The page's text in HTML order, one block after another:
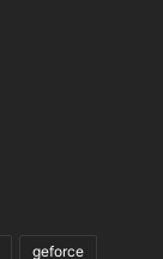
geforce